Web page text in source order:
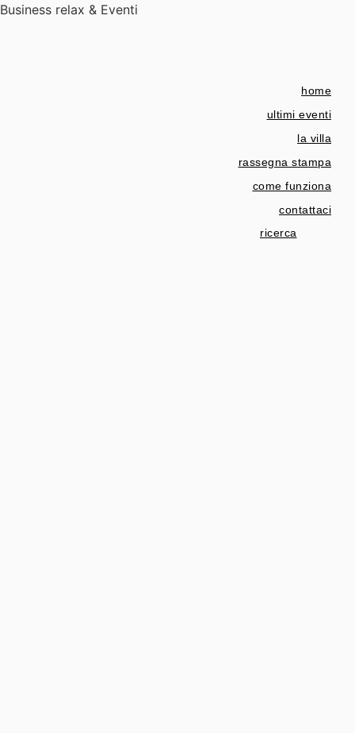
Business relax & Eventi
home
ultimi eventi
la villa
rassegna stampa
come funziona
contattaci